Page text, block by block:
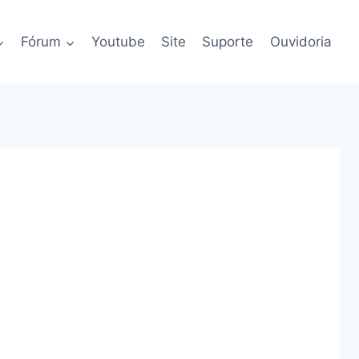
Fórum Youtube Site Suporte Ouvidoria